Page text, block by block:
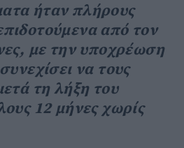
ήταν πλήρους
από τον
με την υποχρέωση
να τους
τη λήξη του
12 μήνες χωρίς